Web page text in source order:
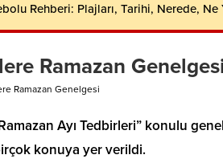
Rehberi: Plajları, Tarihi, Nerede, Ne
Ramazan
Ramazan Genelgesi
Ayı Tedbirleri” konulu
konuya yer verildi.